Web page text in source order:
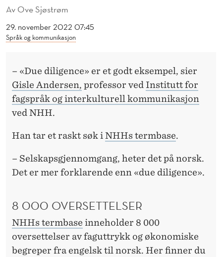
O
N
Av Ove Sjøstrøm
29. november 2022 07:45
Språk og kommunikasjon
– «Due diligence» er et godt eksempel, sier
Gisle Andersen, professor ved Institutt for
fagspråk og interkulturell kommunikasjon
ved NHH.
Han tar et raskt søk i NHHs termbase.
– Selskapsgjennomgang, heter det på norsk.
Det er mer forklarende enn «due diligence».
8 000 OVERSETTELSER
NHHs termbase inneholder 8 000
oversettelser av faguttrykk og økonomiske
begreper fra engelsk til norsk. Her finner du